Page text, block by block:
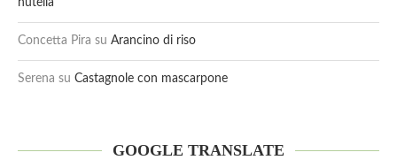
Concetta Pira su Arancino di riso
Serena su Castagnole con mascarpone
GOOGLE TRANSLATE